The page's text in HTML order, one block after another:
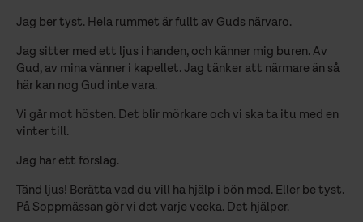
Jag ber tyst. Hela rummet är fullt av Guds närvaro.
Jag sitter med ett ljus i handen, och känner mig buren. Av
Gud, av mina vänner i kapellet. Jag tänker att närmare än så
här kan nog Gud inte vara.
Vi går mot hösten. Det blir mörkare och vi ska ta itu med en
vinter till.
Jag har ett förslag.
Tänd ljus! Berätta vad du vill ha hjälp i bön med. Eller be tyst.
På Soppmässan gör vi det varje vecka. Det hjälper.